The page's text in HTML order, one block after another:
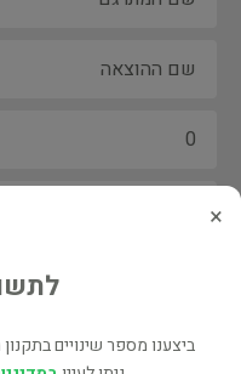
×
ביצענו מספר שינויים